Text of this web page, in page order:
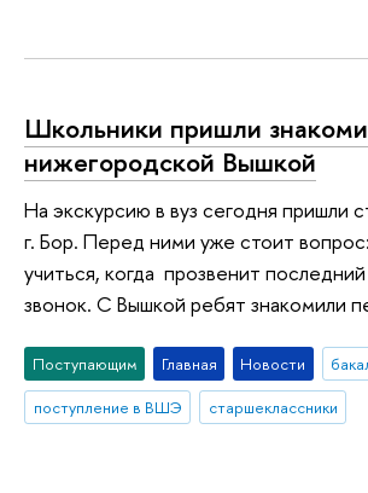
Школьники пришли
нижегородской Вышкой
На экскурсию в вуз сегодня пришли
г. Бор. Перед ними уже стоит
учиться, когда прозвенит
звонок. С Вышкой ребят знакомили
Поступающим Главная Новости
поступление в ВШЭ
старшеклассники